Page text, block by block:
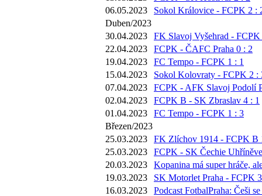
06.05.2023
Sokol Královice - FCPK 2 :
Duben/2023
30.04.2023
FK Slavoj Vyšehrad - FCPK
22.04.2023
FCPK - ČAFC Praha 0 : 2
19.04.2023
FC Tempo - FCPK 1 : 1
15.04.2023
Sokol Kolovraty - FCPK 2 :
07.04.2023
FCPK - AFK Slavoj Podolí
02.04.2023
FCPK B - SK Zbraslav 4 : 1
01.04.2023
FC Tempo - FCPK 1 : 3
Březen/2023
25.03.2023
FK Zlíchov 1914 - FCPK B
25.03.2023
FCPK - SK Čechie
20.03.2023
Kopanina má super hráče,
19.03.2023
SK Motorlet Praha - FCPK
16.03.2023
Podcast FotbalPraha: Češi